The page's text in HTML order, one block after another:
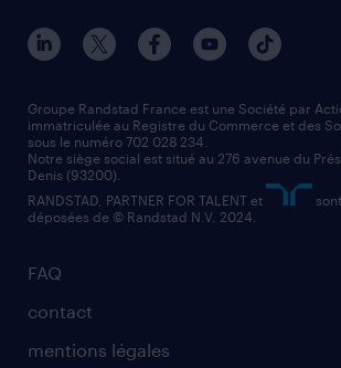
manutentionnaire
assistant administratif
comptable
contact entreprise
faq intérim / recrutement
nos agences par ville
nos agences par région
nos cabinets de recrutement
FAQ
contact
mentions légales
Groupe Randstad France est une Société par
immatriculée au Registre du Commerce et des
sous le numéro 702 028 234.
Notre siège social est situé au 276 avenue du
Denis (93200).
RANDSTAD, PARTNER FOR TALENT et
déposées de © Randstad N.V. 2024.